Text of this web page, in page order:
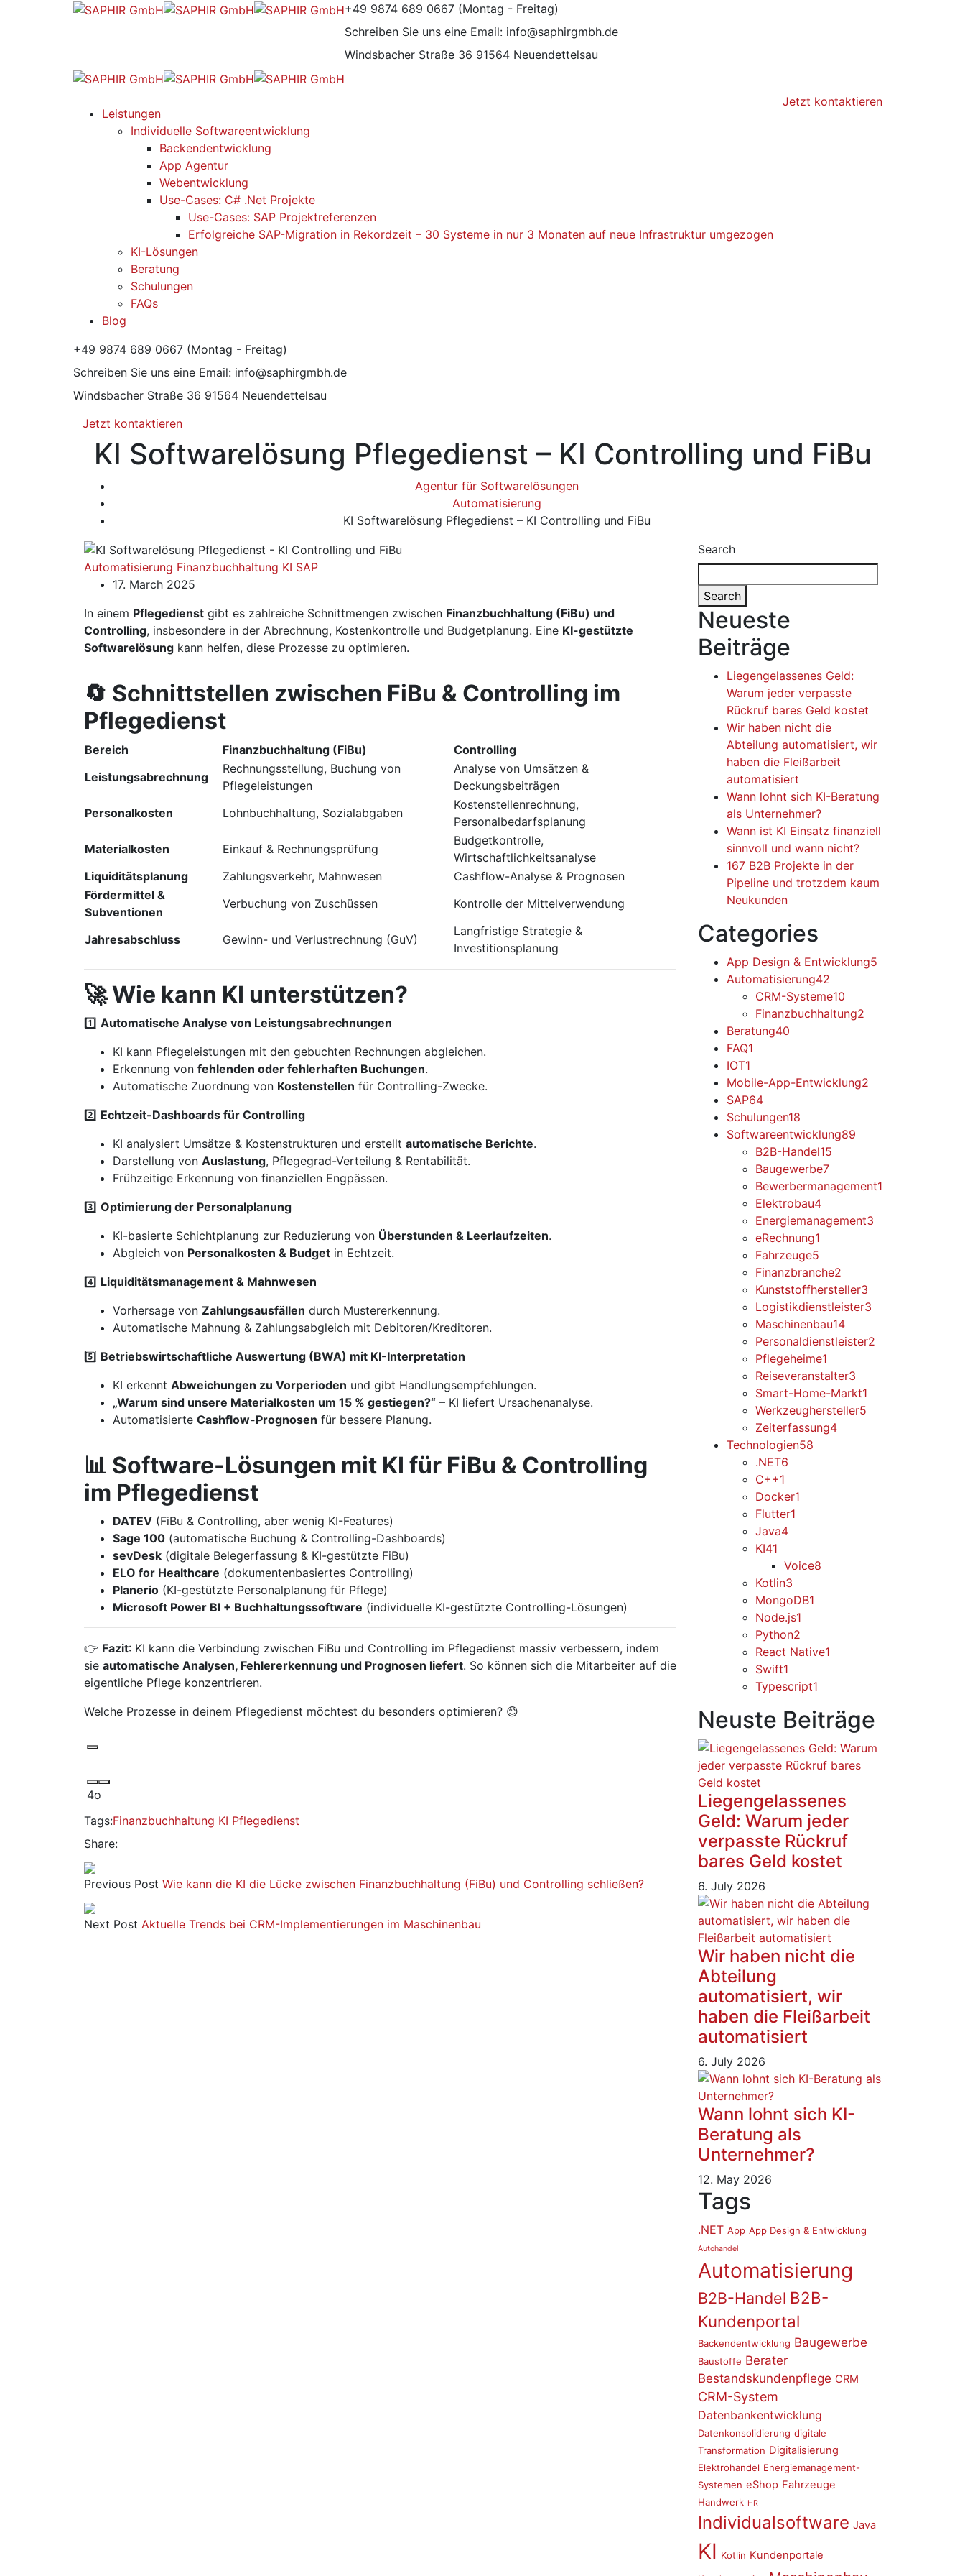
+49 9874 689 0667 (Montag - Freitag)
Schreiben Sie uns eine Email: info@saphirgmbh.de
Windsbacher Straße 36 91564 Neuendettelsau
Leistungen
Individuelle Softwareentwicklung
Backendentwicklung
App Agentur
Webentwicklung
Use-Cases: C# .Net Projekte
Use-Cases: SAP Projektreferenzen
Erfolgreiche SAP-Migration in Rekordzeit – 30 Systeme in nur 3 Monaten auf neue Infrastruktur umgezogen
KI-Lösungen
Beratung
Schulungen
FAQs
Blog
+49 9874 689 0667 (Montag - Freitag)
Schreiben Sie uns eine Email: info@saphirgmbh.de
Windsbacher Straße 36 91564 Neuendettelsau
Jetzt kontaktieren
Jetzt kontaktieren
KI Softwarelösung Pflegedienst – KI Controlling und FiBu
Agentur für Softwarelösungen
Automatisierung
KI Softwarelösung Pflegedienst – KI Controlling und FiBu
Automatisierung Finanzbuchhaltung KI SAP
17. March 2025
In einem Pflegedienst gibt es zahlreiche Schnittmengen zwischen Finanzbuchhaltung (FiBu) und
Controlling, insbesondere in der Abrechnung, Kostenkontrolle und Budgetplanung. Eine KI-gestützte
Softwarelösung kann helfen, diese Prozesse zu optimieren.
🔄 Schnittstellen zwischen FiBu & Controlling im
Pflegedienst
Bereich Finanzbuchhaltung (FiBu)
Controlling
Leistungsabrechnung
Rechnungsstellung, Buchung von
Pflegeleistungen
Analyse von Umsätzen &
Deckungsbeiträgen
Personalkosten
Lohnbuchhaltung, Sozialabgaben
Kostenstellenrechnung,
Personalbedarfsplanung
Materialkosten
Einkauf & Rechnungsprüfung
Budgetkontrolle,
Wirtschaftlichkeitsanalyse
Liquiditätsplanung
Zahlungsverkehr, Mahnwesen
Cashflow-Analyse & Prognosen
Fördermittel &
Subventionen
Verbuchung von Zuschüssen Kontrolle der Mittelverwendung
Jahresabschluss Gewinn- und Verlustrechnung (GuV)
Langfristige Strategie &
Investitionsplanung
🚀 Wie kann KI unterstützen?
1️⃣ Automatische Analyse von Leistungsabrechnungen
KI kann Pflegeleistungen mit den gebuchten Rechnungen abgleichen.
Erkennung von fehlenden oder fehlerhaften Buchungen.
Automatische Zuordnung von Kostenstellen für Controlling-Zwecke.
2️⃣ Echtzeit-Dashboards für Controlling
KI analysiert Umsätze & Kostenstrukturen und erstellt automatische Berichte.
Darstellung von Auslastung, Pflegegrad-Verteilung & Rentabilität.
Frühzeitige Erkennung von finanziellen Engpässen.
3️⃣ Optimierung der Personalplanung
KI-basierte Schichtplanung zur Reduzierung von Überstunden & Leerlaufzeiten.
Abgleich von Personalkosten & Budget in Echtzeit.
4️⃣ Liquiditätsmanagement & Mahnwesen
Vorhersage von Zahlungsausfällen durch Mustererkennung.
Automatische Mahnung & Zahlungsabgleich mit Debitoren/Kreditoren.
5️⃣ Betriebswirtschaftliche Auswertung (BWA) mit KI-Interpretation
KI erkennt Abweichungen zu Vorperioden und gibt Handlungsempfehlungen.
„Warum sind unsere Materialkosten um 15 % gestiegen?“ – KI liefert Ursachenanalyse.
Automatisierte Cashflow-Prognosen für bessere Planung.
📊 Software-Lösungen mit KI für FiBu & Controlling
im Pflegedienst
DATEV (FiBu & Controlling, aber wenig KI-Features)
Sage 100 (automatische Buchung & Controlling-Dashboards)
sevDesk (digitale Belegerfassung & KI-gestützte FiBu)
ELO for Healthcare (dokumentenbasiertes Controlling)
Planerio (KI-gestützte Personalplanung für Pflege)
Microsoft Power BI + Buchhaltungssoftware (individuelle KI-gestützte Controlling-Lösungen)
👉 Fazit: KI kann die Verbindung zwischen FiBu und Controlling im Pflegedienst massiv verbessern, indem
sie automatische Analysen, Fehlererkennung und Prognosen liefert. So können sich die Mitarbeiter auf die
eigentliche Pflege konzentrieren.
Welche Prozesse in deinem Pflegedienst möchtest du besonders optimieren? 😊
4o
Tags:Finanzbuchhaltung KI Pflegedienst
Share:
Previous Post Wie kann die KI die Lücke zwischen Finanzbuchhaltung (FiBu) und Controlling schließen?
Next Post Aktuelle Trends bei CRM-Implementierungen im Maschinenbau
Search
Search
Neueste
Beiträge
Liegengelassenes Geld:
Warum jeder verpasste
Rückruf bares Geld kostet
Wir haben nicht die
Abteilung automatisiert, wir
haben die Fleißarbeit
automatisiert
Wann lohnt sich KI-Beratung
als Unternehmer?
Wann ist KI Einsatz finanziell
sinnvoll und wann nicht?
167 B2B Projekte in der
Pipeline und trotzdem kaum
Neukunden
Categories
App Design & Entwicklung5
Automatisierung42
CRM-Systeme10
Finanzbuchhaltung2
Beratung40
FAQ1
IOT1
Mobile-App-Entwicklung2
SAP64
Schulungen18
Softwareentwicklung89
B2B-Handel15
Baugewerbe7
Bewerbermanagement1
Elektrobau4
Energiemanagement3
eRechnung1
Fahrzeuge5
Finanzbranche2
Kunststoffhersteller3
Logistikdienstleister3
Maschinenbau14
Personaldienstleister2
Pflegeheime1
Reiseveranstalter3
Smart-Home-Markt1
Werkzeughersteller5
Zeiterfassung4
Technologien58
.NET6
C++1
Docker1
Flutter1
Java4
KI41
Voice8
Kotlin3
MongoDB1
Node.js1
Python2
React Native1
Swift1
Typescript1
Neuste Beiträge
Liegengelassenes
Geld: Warum jeder
verpasste Rückruf
bares Geld kostet
6. July 2026
Wir haben nicht die
Abteilung
automatisiert, wir
haben die Fleißarbeit
automatisiert
6. July 2026
Wann lohnt sich KI-
Beratung als
Unternehmer?
12. May 2026
Tags
.NET App App Design & Entwicklung
Autohandel
Automatisierung
B2B-Handel B2B-
Kundenportal
Backendentwicklung Baugewerbe
Baustoffe Berater
Bestandskundenpflege CRM
CRM-System
Datenbankentwicklung
Datenkonsolidierung digitale
Transformation Digitalisierung
Elektrohandel Energiemanagement-
Systemen eShop Fahrzeuge
Handwerk HR
Individualsoftware Java
KI Kotlin Kundenportale